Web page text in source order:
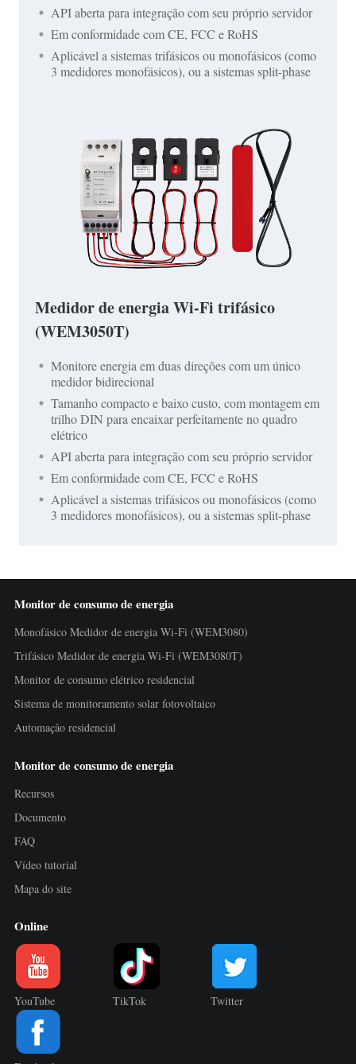
API aberta para integração com seu próprio servidor
Em conformidade com CE, FCC e RoHS
Aplicável a sistemas trifásicos ou monofásicos (como
3 medidores monofásicos), ou a sistemas split-phase
Medidor de energia Wi-Fi trifásico
(WEM3050T)
Monitore energia em duas direções com um único
medidor bidirecional
Tamanho compacto e baixo custo, com montagem em
trilho DIN para encaixar perfeitamente no quadro
elétrico
API aberta para integração com seu próprio servidor
Em conformidade com CE, FCC e RoHS
Aplicável a sistemas trifásicos ou monofásicos (como
3 medidores monofásicos), ou a sistemas split-phase
Monitor de consumo de energia
Monofásico Medidor de energia Wi-Fi (WEM3080)
Trifásico Medidor de energia Wi-Fi (WEM3080T)
Monitor de consumo elétrico residencial
Sistema de monitoramento solar fotovoltaico
Automação residencial
Monitor de consumo de energia
Recursos
Documento
FAQ
Vídeo tutorial
Mapa do site
Online
YouTube TikTok Twitter